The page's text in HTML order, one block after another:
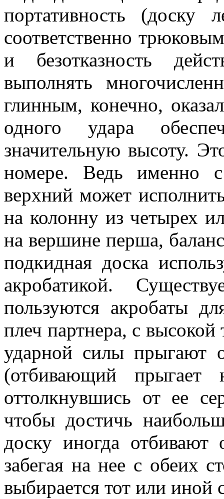
портативность (доску
соответственно
и безотказность
выполнять
глинным, конечно,
одного удара
значительную высоту.
номере. Ведь именно
верхний может
на колонну из четырех
на вершине перша,
подкидная доска
акробатикой.
пользуются акробаты
плеч партнера, с
ударной силы прыгают
(отбивающий прыгает
оттолкнувшись от ее
чтобы достичь
доску иногда отбивают
забегая на нее с обеих
выбирается тот или иной